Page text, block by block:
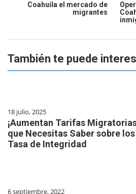
Coahuila el mercado de
migrantes
También te puede
18 julio, 2025
¡Aumentan Tarifas
que Necesitas Saber sobre
Tasa de Integridad
6 septiembre, 2022